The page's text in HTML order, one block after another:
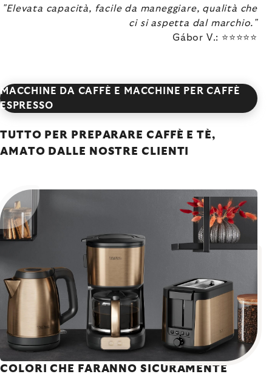
"Elevata capacità, facile da maneggiare, qualità che
ci si aspetta dal marchio."
Gábor V.: ⭐⭐⭐⭐⭐
MACCHINE DA CAFFÈ E MACCHINE PER CAFFÈ
ESPRESSO
TUTTO PER PREPARARE CAFFÈ E TÈ,
AMATO DALLE NOSTRE CLIENTI
COLORI CHE FARANNO SICURAMENTE